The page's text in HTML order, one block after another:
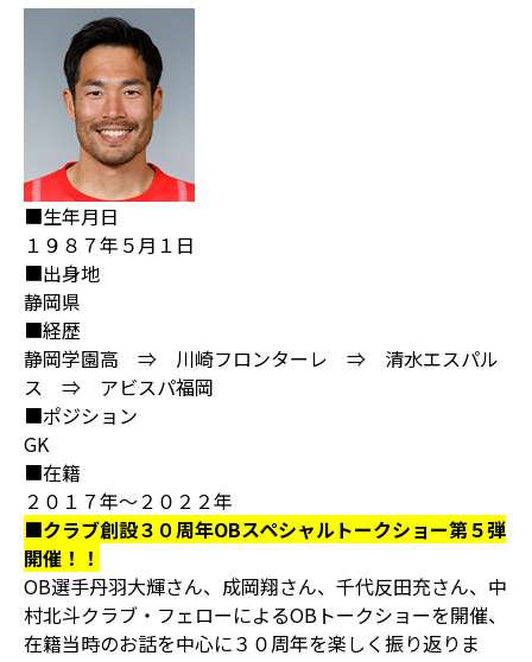
■生年月日
１９８７年５月１日
■出身地
静岡県
■経歴
静岡学園高 ⇒ 川崎フロンターレ ⇒ 清水エスパル
ス ⇒ アビスパ福岡
■ポジション
GK
■在籍
２０１７年～２０２２年
■クラブ創設３０周年OBスペシャルトークショー第５弾
開催！！
OB選手丹羽大輝さん、成岡翔さん、千代反田充さん、中
村北斗クラブ・フェローによるOBトークショーを開催、
在籍当時のお話を中心に３０周年を楽しく振り返りま